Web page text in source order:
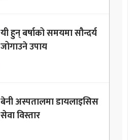
यी हुन् बर्षाको समयमा सौन्दर्य
जोगाउने उपाय
बेनी अस्पतालमा डायलाइसिस
सेवा विस्तार